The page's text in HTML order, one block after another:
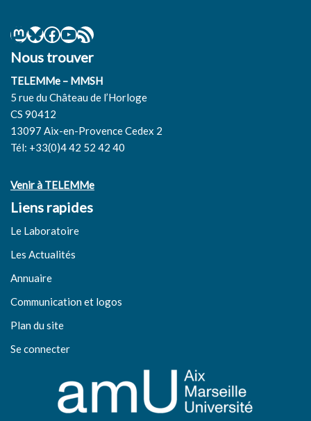
Nous trouver
TELEMMe – MMSH
5 rue du Château de l’Horloge
CS 90412
13097 Aix-en-Provence Cedex 2
Tél: +33(0)4 42 52 42 40
Venir à TELEMMe
Liens rapides
Le Laboratoire
Les Actualités
Annuaire
Communication et logos
Plan du site
Se connecter